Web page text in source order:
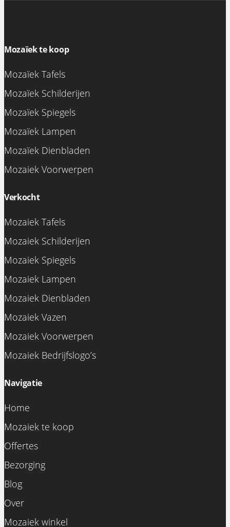
Mozaïek te koop
Mozaïek Tafels
Mozaïek Schilderijen
Mozaïek Spiegels
Mozaïek Lampen
Mozaïek Dienbladen
Mozaiek Voorwerpen
Verkocht
Mozaiek Tafels
Mozaiek Schilderijen
Mozaiek Spiegels
Mozaiek Lampen
Mozaiek Dienbladen
Mozaiek Vazen
Mozaiek Voorwerpen
Mozaiek Bedrijfslogo’s
Navigatie
Home
Mozaiek te koop
Offertes
Bezorging
Blog
Over
Mozaiek winkel